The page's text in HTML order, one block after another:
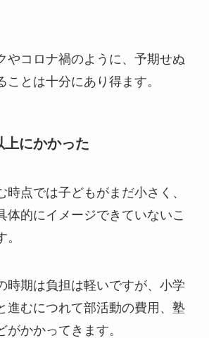
やコロナ禍のように、予期せぬ
ことは十分にあり得ます。
上にかかった
時点では子どもがまだ小さく、
体的にイメージできていないこ
時期は負担は軽いですが、小学
進むにつれて部活動の費用、塾
かかってきます。